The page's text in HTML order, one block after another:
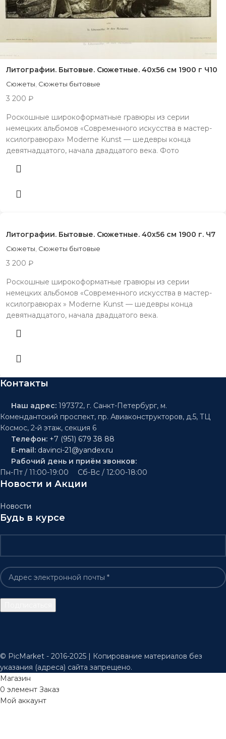
Литографии. Бытовые. Сюжетные. 40х56 см 1900 г Ч10
Сюжеты Сюжеты бытовые
3 200 ₽
Роскошные широкоформатные гравюры из серии
немецких альбомов «Современного искусства в мастер-
ксилогравюрах» Moderne Kunst — шедевры конца
девятнадцатого, начала двадцатого века. Фото
Литографии. Бытовые. Сюжетные. 40х56 см 1900 г. Ч7
Сюжеты Сюжеты бытовые
3 200 ₽
Роскошные широкоформатные гравюры из серии
немецких альбомов «Современного искусства в мастер-
ксилогравюрах » Moderne Kunst — шедевры конца
девятнадцатого, начала двадцатого века.
Контакты
Наш адрес: 197372, г. Санкт-Петербург, м.
Комендантский проспект, пр. Авиаконструкторов, д.5, ТЦ
Космос, 2-й этаж, секция 6
Телефон: +7 (951) 679 38 88
E-mail: davinci-21@yandex.ru
Рабочий день и приём звонков:
Пн-Пт / 11:00-19:00 Сб-Вс / 12:00-18:00
Новости и Акции
Новости
Будь в курсе
© PicMarket - 2016-2025 | Копирование материалов без
указания (адреса) сайта запрещено.
Магазин
0 элемент Заказ
Мой аккаунт